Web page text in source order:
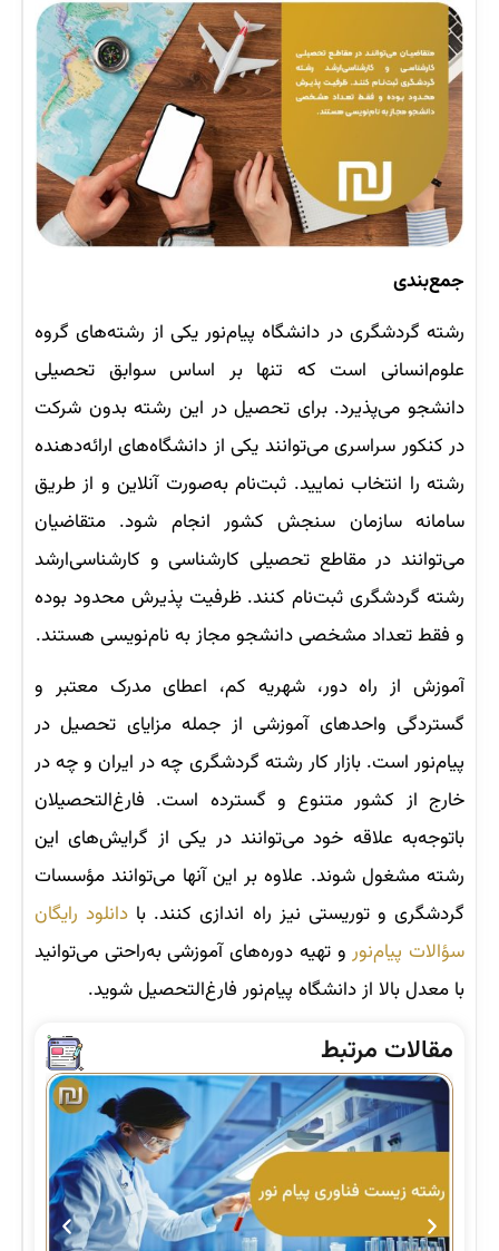
جمع‌بندی
رشته گردشگری در دانشگاه پیام‌نور یکی از رشته‌های گروه
علوم‌انسانی است که تنها بر اساس سوابق تحصیلی
دانشجو می‌پذیرد. برای تحصیل در این رشته بدون شرکت
در کنکور سراسری می‌توانند یکی از دانشگاه‌های ارائه‌دهنده
رشته را انتخاب نمایید. ثبت‌نام به‌صورت آنلاین و از طریق
سامانه سازمان سنجش کشور انجام شود. متقاضیان
می‌توانند در مقاطع تحصیلی کارشناسی و کارشناسی‌ارشد
رشته گردشگری ثبت‌نام کنند. ظرفیت پذیرش محدود بوده
و فقط تعداد مشخصی دانشجو مجاز به نام‌نویسی هستند.
آموزش از راه دور، شهریه کم، اعطای مدرک معتبر و
گستردگی واحدهای آموزشی از جمله مزایای تحصیل در
پیام‌نور است. بازار کار رشته گردشگری چه در ایران و چه در
خارج از کشور متنوع و گسترده است. فارغ‌التحصیلان
باتوجه‌به علاقه خود می‌توانند در یکی از گرایش‌های این
رشته مشغول شوند. علاوه بر این آنها می‌توانند مؤسسات
گردشگری و توریستی نیز راه اندازی کنند. با دانلود رایگان
سؤالات پیام‌نورو تهیه دوره‌های آموزشی به‌راحتی می‌توانید
با معدل بالا از دانشگاه پیام‌نور فارغ‌التحصیل شوید.
مقالات مرتبط